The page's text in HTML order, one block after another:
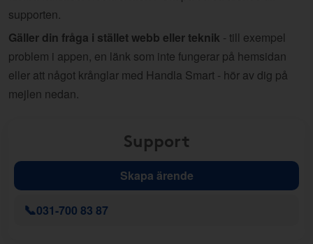
supporten.
Gäller din fråga i stället webb eller teknik - till exempel
problem i appen, en länk som inte fungerar på hemsidan
eller att något krånglar med Handla Smart - hör av dig på
mejlen nedan.
Support
Skapa ärende
📞031-700 83 87